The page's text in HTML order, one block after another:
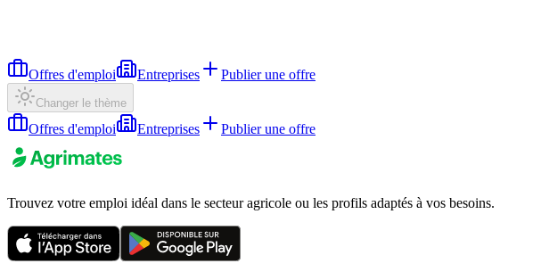
Offres d'emploi Entreprises Publier une offre
Changer le thème
Offres d'emploi Entreprises Publier une offre
Trouvez votre emploi idéal dans le secteur agricole ou les profils adaptés à vos besoins.